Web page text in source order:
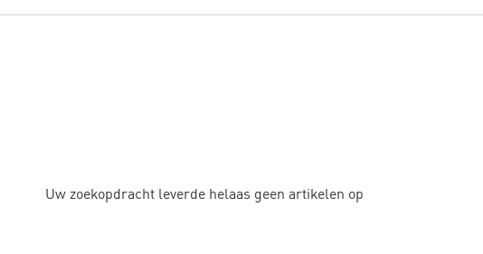
Uw zoekopdracht leverde helaas geen artikelen op